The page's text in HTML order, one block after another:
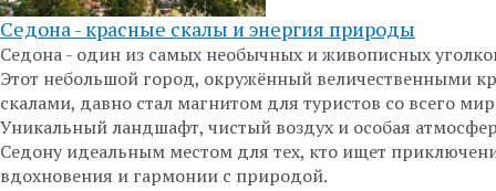
Седона - красные скалы и энергия природы
Седона - один из самых необычных и живописных
Этот небольшой город, окружённый величественными
скалами, давно стал магнитом для туристов со всего
Уникальный ландшафт, чистый воздух и особая
Седону идеальным местом для тех, кто ищет
вдохновения и гармонии с природой.